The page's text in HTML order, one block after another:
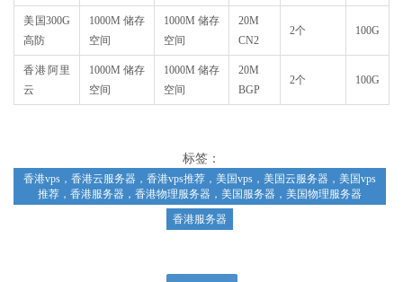
美国300G
高防
1000M 储存
空间
1000M 储存
空间
20M
CN2
2个 100G
香港阿里
云
1000M 储存
空间
1000M 储存
空间
20M
BGP
2个 100G
标签：
香港vps，香港云服务器，香港vps推荐，美国vps，美国云服务器，美国vps
推荐，香港服务器，香港物理服务器，美国服务器，美国物理服务器
香港服务器